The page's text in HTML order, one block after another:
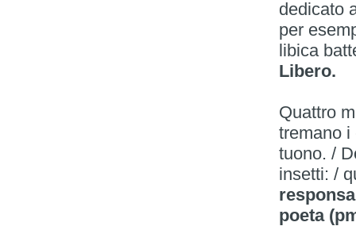
dedicato
per
libica
Libero.
Quattro
tremano i
tuono. /
insetti: /
poeta